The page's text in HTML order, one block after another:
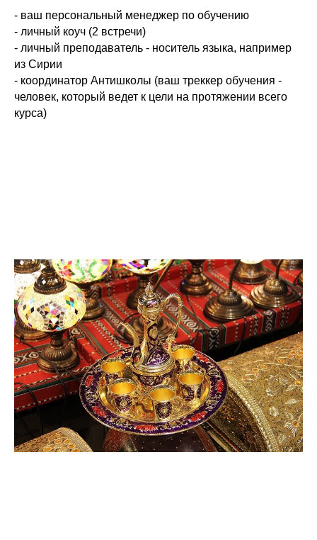
- ваш персональный менеджер по обучению
- личный коуч (2 встречи)
- личный преподаватель - носитель языка, например
из Сирии
- координатор Антишколы (ваш треккер обучения -
человек, который ведет к цели на протяжении всего
курса)